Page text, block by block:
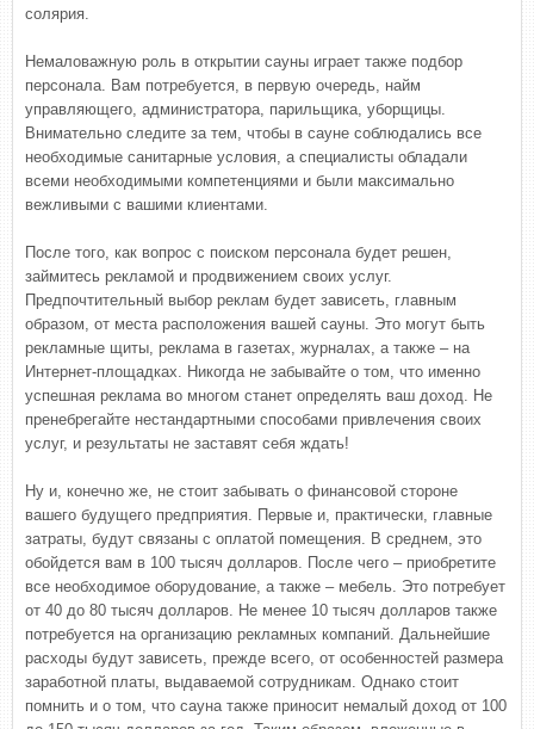
солярия.
Немаловажную роль в открытии сауны играет также подбор
персонала. Вам потребуется, в первую очередь, найм
управляющего, администратора, парильщика, уборщицы.
Внимательно следите за тем, чтобы в сауне соблюдались все
необходимые санитарные условия, а специалисты обладали
всеми необходимыми компетенциями и были максимально
вежливыми с вашими клиентами.
После того, как вопрос с поиском персонала будет решен,
займитесь рекламой и продвижением своих услуг.
Предпочтительный выбор реклам будет зависеть, главным
образом, от места расположения вашей сауны. Это могут быть
рекламные щиты, реклама в газетах, журналах, а также – на
Интернет-площадках. Никогда не забывайте о том, что именно
успешная реклама во многом станет определять ваш доход. Не
пренебрегайте нестандартными способами привлечения своих
услуг, и результаты не заставят себя ждать!
Ну и, конечно же, не стоит забывать о финансовой стороне
вашего будущего предприятия. Первые и, практически, главные
затраты, будут связаны с оплатой помещения. В среднем, это
обойдется вам в 100 тысяч долларов. После чего – приобретите
все необходимое оборудование, а также – мебель. Это потребует
от 40 до 80 тысяч долларов. Не менее 10 тысяч долларов также
потребуется на организацию рекламных компаний. Дальнейшие
расходы будут зависеть, прежде всего, от особенностей размера
заработной платы, выдаваемой сотрудникам. Однако стоит
помнить и о том, что сауна также приносит немалый доход от 100